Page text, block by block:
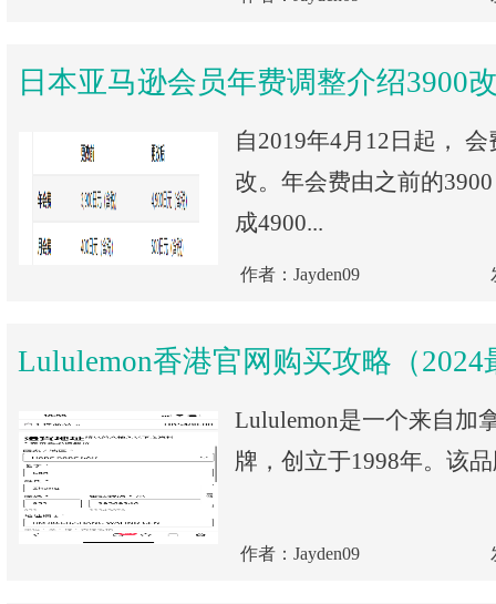
日本亚马逊会员年费调整介绍3900
自2019年4月12日起，
改。年会费由之前的
成4900...
作者：Jayden09
Lululemon香港官网购买攻略（2024
Lululemon是一个来自加
牌，创立于1998年。该
作者：Jayden09